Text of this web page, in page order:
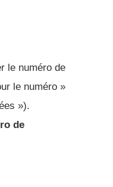
le numéro de
le numéro »
»).
de